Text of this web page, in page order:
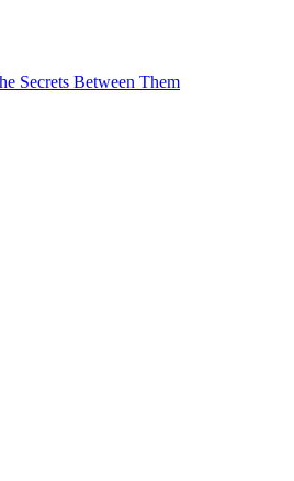
Secrets Between Them